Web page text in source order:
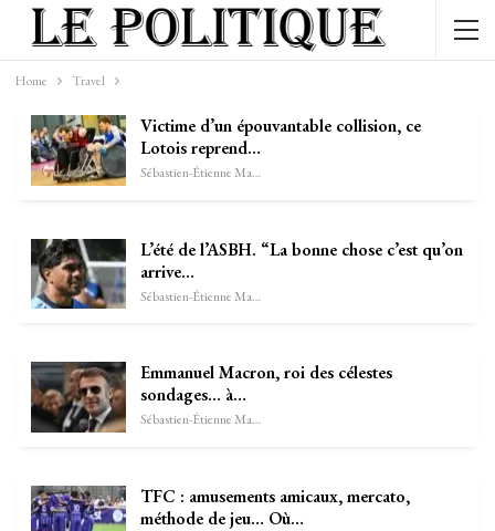
Home Travel
Victime d’un épouvantable collision, ce
Lotois reprend…
Sébastien-Étienne Marechal
L’été de l’ASBH. “La bonne chose c’est qu’on
arrive…
Sébastien-Étienne Marechal
Emmanuel Macron, roi des célestes
sondages… à…
Sébastien-Étienne Marechal
TFC : amusements amicaux, mercato,
méthode de jeu… Où…